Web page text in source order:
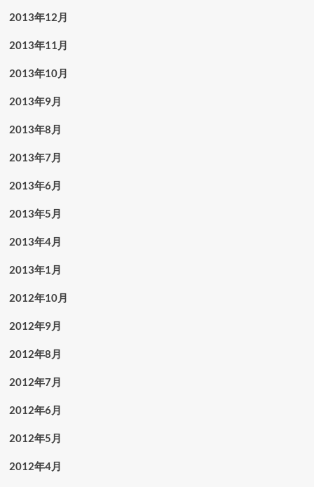
2013年12月
2013年11月
2013年10月
2013年9月
2013年8月
2013年7月
2013年6月
2013年5月
2013年4月
2013年1月
2012年10月
2012年9月
2012年8月
2012年7月
2012年6月
2012年5月
2012年4月